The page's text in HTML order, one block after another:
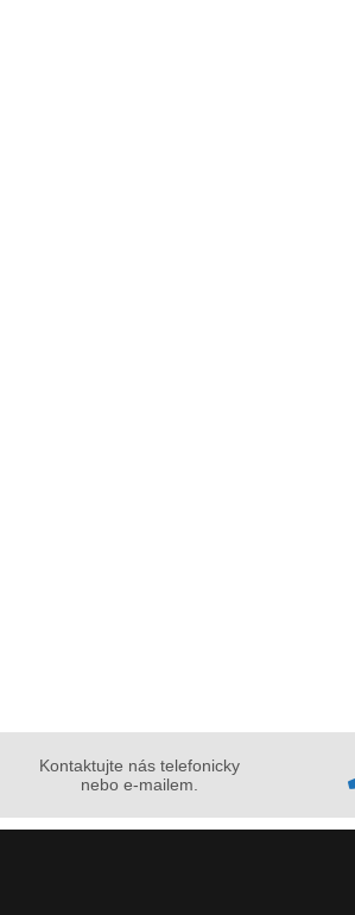
Kontaktujte nás telefonicky
nebo e-mailem.